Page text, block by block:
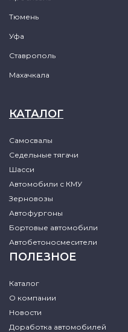
Тюмень
Уфа
Ставрополь
Махачкала
КАТАЛОГ
Самосвалы
Седельные тягачи
Шасси
Автомобили с КМУ
Зерновозы
Автофургоны
Бортовые автомобили
Автобетоносмесители
ПОЛЕЗНОЕ
Каталог
О компании
Новости
Доработка автомобилей